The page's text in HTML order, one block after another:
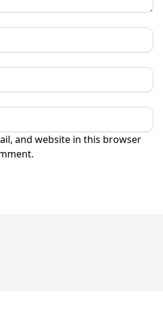
and website in this browser